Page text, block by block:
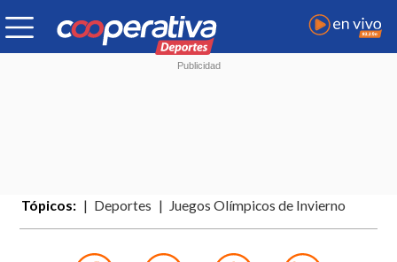
Tópicos: Deportes Juegos Olímpicos de Invierno